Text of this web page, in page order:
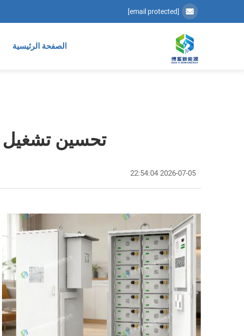
[email protected]
الصفحة الرئيسية
تحسين تشغيل
2026-07-05 22:54:04